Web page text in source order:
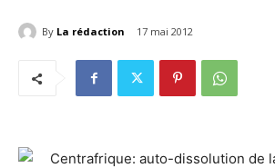
By La rédaction 17 mai 2012